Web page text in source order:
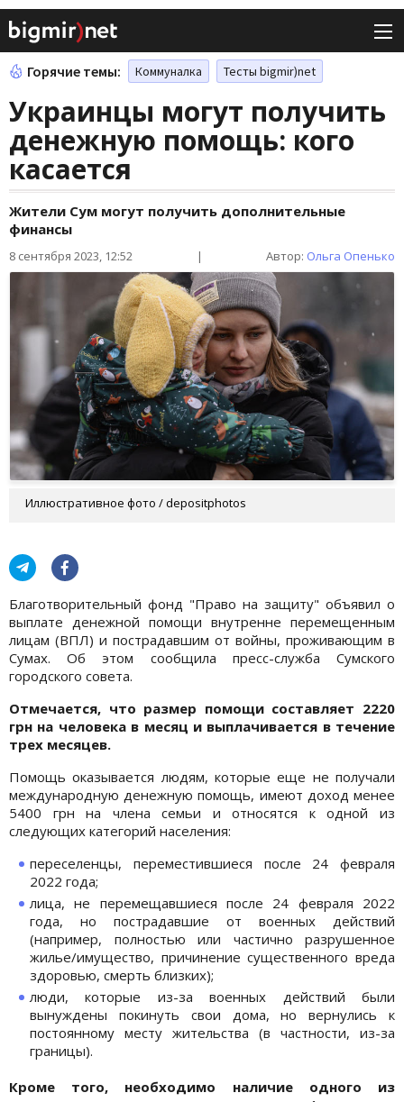
Горячие темы: Коммуналка Тесты bigmir)net
Украинцы могут получить
денежную помощь: кого
касается
Жители Сум могут получить дополнительные
финансы
8 сентября 2023, 12:52 | Автор: Ольга Опенько
Иллюстративное фото / depositphotos
Благотворительный фонд "Право на защиту" объявил о
выплате денежной помощи внутренне перемещенным
лицам (ВПЛ) и пострадавшим от войны, проживающим в
Сумах. Об этом сообщила пресс-служба Сумского
городского совета.
Отмечается, что размер помощи составляет 2220
грн на человека в месяц и выплачивается в течение
трех месяцев.
Помощь оказывается людям, которые еще не получали
международную денежную помощь, имеют доход менее
5400 грн на члена семьи и относятся к одной из
следующих категорий населения:
переселенцы, переместившиеся после 24 февраля
2022 года;
лица, не перемещавшиеся после 24 февраля 2022
года, но пострадавшие от военных действий
(например, полностью или частично разрушенное
жилье/имущество, причинение существенного вреда
здоровью, смерть близких);
люди, которые из-за военных действий были
вынуждены покинуть свои дома, но вернулись к
постоянному месту жительства (в частности, из-за
границы).
Кроме того, необходимо наличие одного из